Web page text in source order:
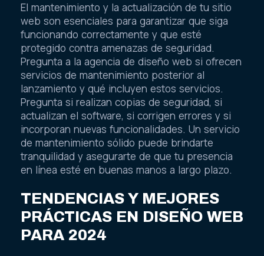
El mantenimiento y la actualización de tu sitio
web son esenciales para garantizar que siga
funcionando correctamente y que esté
protegido contra amenazas de seguridad.
Pregunta a la agencia de diseño web si ofrecen
servicios de mantenimiento posterior al
lanzamiento y qué incluyen estos servicios.
Pregunta si realizan copias de seguridad, si
actualizan el software, si corrigen errores y si
incorporan nuevas funcionalidades. Un servicio
de mantenimiento sólido puede brindarte
tranquilidad y asegurarte de que tu presencia
en línea esté en buenas manos a largo plazo.
TENDENCIAS Y MEJORES
PRÁCTICAS EN DISEÑO WEB
PARA 2024